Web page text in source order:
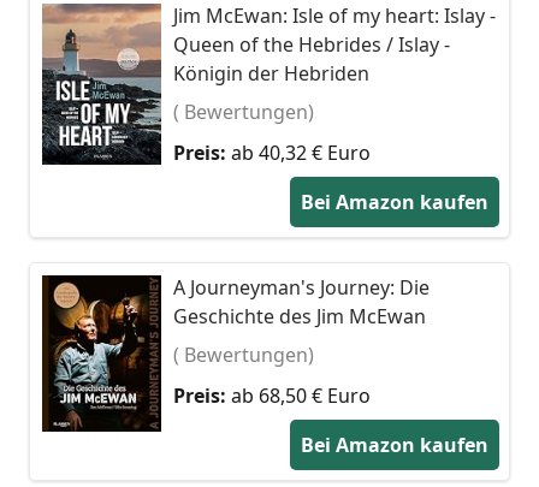
Jim McEwan: Isle of my heart: Islay -
Queen of the Hebrides / Islay -
Königin der Hebriden
( Bewertungen)
Preis: ab 40,32 € Euro
Bei Amazon kaufen
A Journeyman's Journey: Die
Geschichte des Jim McEwan
( Bewertungen)
Preis: ab 68,50 € Euro
Bei Amazon kaufen